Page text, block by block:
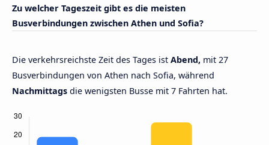
Zu welcher Tageszeit gibt es die meisten
Busverbindungen zwischen Athen und Sofia?
Die verkehrsreichste Zeit des Tages ist Abend, mit 27
Busverbindungen von Athen nach Sofia, während
Nachmittags die wenigsten Busse mit 7 Fahrten hat.